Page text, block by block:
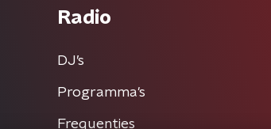
Radio
DJ’s
Programma's
Frequenties